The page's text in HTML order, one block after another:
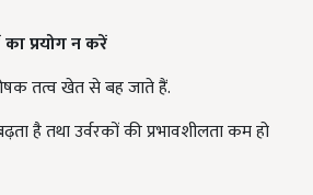
का प्रयोग न करें
तत्व खेत से बह जाते हैं.
है तथा उर्वरकों की प्रभावशीलता कम हो